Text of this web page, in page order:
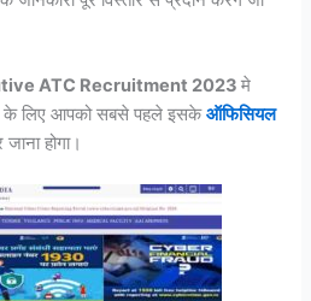
ATC Recruitment 2023मे
लिए आपको सबसे पहले इसकेऑफिसियल
होगा।